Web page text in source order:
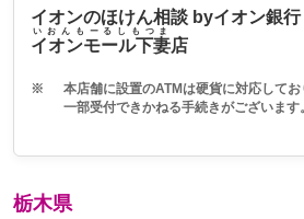
イオンのほけん相談 byイオン銀行
イオンモール下妻
いおんもーるしもつま
店
※
本店舗に設置のATMは硬貨に対応してお
一部受付できかねる手続きがございます。
栃木県